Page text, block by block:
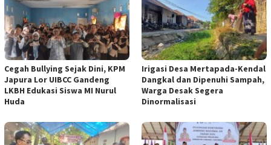
Cegah Bullying Sejak Dini, KPM
Japura Lor UIBCC Gandeng
LKBH Edukasi Siswa MI Nurul
Huda
Irigasi Desa Mertapada-Kendal
Dangkal dan Dipenuhi Sampah,
Warga Desak Segera
Dinormalisasi